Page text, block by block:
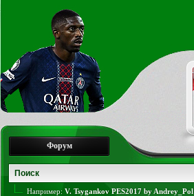
Форум
Например: V. Tsygankov PES2017 by Andrey_Pol